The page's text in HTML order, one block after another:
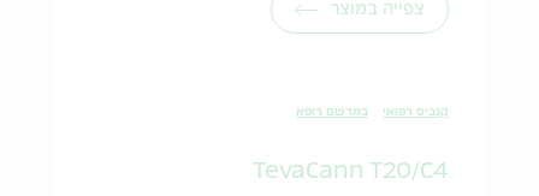
צפייה במוצר
קנביס רפואי במרשם רופא
TevaCann T20/C4